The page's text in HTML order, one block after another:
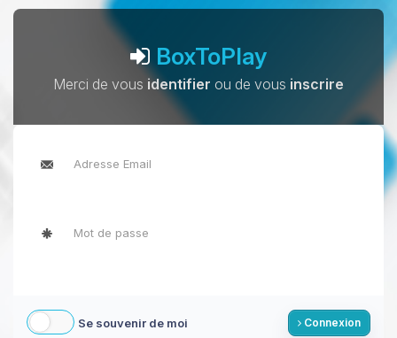
BoxToPlay
Merci de vous identifier ou de vous inscrire
Se souvenir de moi Connexion